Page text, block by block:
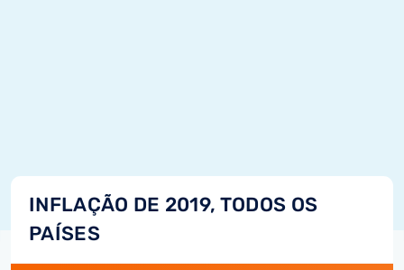
INFLAÇÃO DE 2019, TODOS OS
PAÍSES